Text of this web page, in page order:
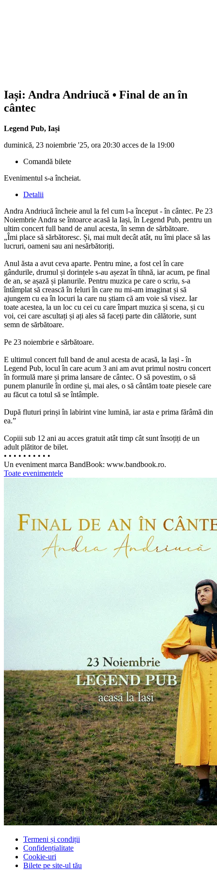
Iași: Andra Andriucă • Final de an în
cântec
Legend Pub, Iași
duminică, 23 noiembrie '25, ora 20:30 acces de la 19:00
Comandă bilete
Evenimentul s-a încheiat.
Detalii
Andra Andriucă încheie anul la fel cum l-a început - în cântec. Pe 23
Noiembrie Andra se întoarce acasă la Iași, în Legend Pub, pentru un
ultim concert full band de anul acesta, în semn de sărbătoare.
„Îmi place să sărbătoresc. Și, mai mult decât atât, nu îmi place să las
lucruri, oameni sau ani nesărbătoriți.
Anul ăsta a avut ceva aparte. Pentru mine, a fost cel în care
gândurile, drumul și dorințele s-au așezat în tihnă, iar acum, pe final
de an, se așază și planurile. Pentru muzica pe care o scriu, s-a
întâmplat să crească în feluri în care nu mi-am imaginat și să
ajungem cu ea în locuri la care nu știam că am voie să visez. Iar
toate acestea, la un loc cu cei cu care împart muzica și scena, și cu
voi, cei care ascultați și ați ales să faceți parte din călătorie, sunt
semn de sărbătoare.
Pe 23 noiembrie e sărbătoare.
E ultimul concert full band de anul acesta de acasă, la Iași - în
Legend Pub, locul în care acum 3 ani am avut primul nostru concert
în formulă mare și prima lansare de cântec. O să povestim, o să
punem planurile în ordine și, mai ales, o să cântăm toate piesele care
au făcut ca totul să se întâmple.
După fluturi prinși în labirint vine lumină, iar asta e prima fărâmă din
ea.”
Copiii sub 12 ani au acces gratuit atât timp cât sunt însoțiți de un
adult plătitor de bilet.
• • • • • • • • • •
Un eveniment marca BandBook: www.bandbook.ro.
Toate evenimentele
Termeni și condiții
Confidențialitate
Cookie-uri
Bilete pe site-ul tău